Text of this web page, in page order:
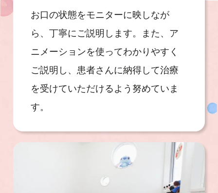
お口の状態をモニターに映しなが
ら、丁寧にご説明します。また、ア
ニメーションを使ってわかりやすく
ご説明し、患者さんに納得して治療
を受けていただけるよう努めていま
す。